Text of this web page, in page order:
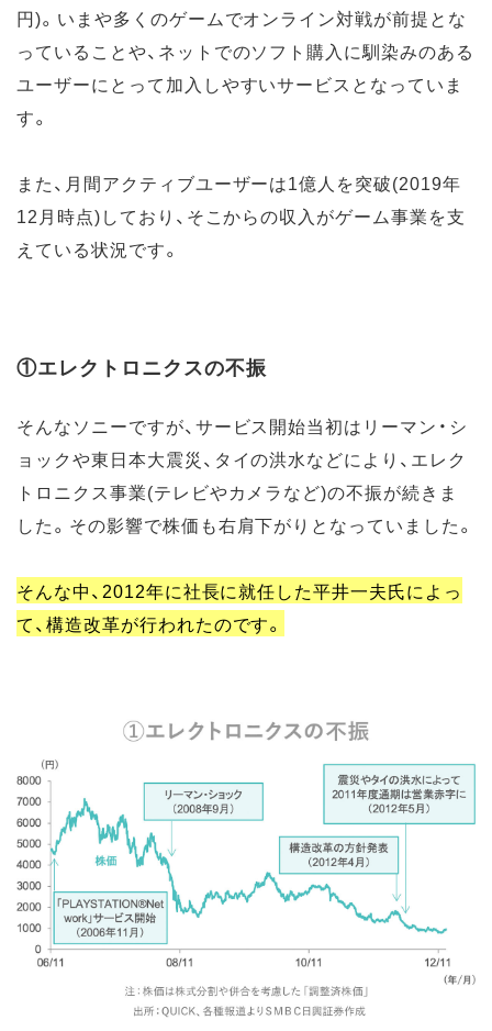
円)。いまや多くのゲームでオンライン対戦が前提とな
っていることや、ネットでのソフト購入に馴染みのある
ユーザーにとって加入しやすいサービスとなっていま
す。
また、月間アクティブユーザーは1億人を突破(2019年
12月時点)しており、そこからの収入がゲーム事業を支
えている状況です。
①エレクトロニクスの不振
そんなソニーですが、サービス開始当初はリーマン・シ
ョックや東日本大震災、タイの洪水などにより、エレク
トロニクス事業(テレビやカメラなど)の不振が続きま
した。その影響で株価も右肩下がりとなっていました。
そんな中、2012年に社長に就任した平井一夫氏によっ
て、構造改革が行われたのです。